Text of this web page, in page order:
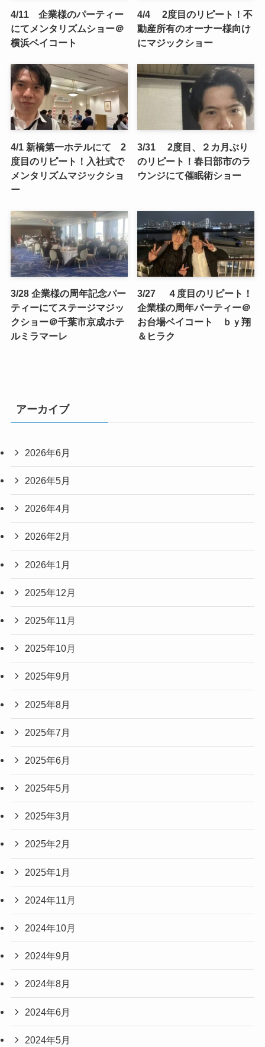
4/11 企業様のパーティー
にてメンタリズムショー＠
横浜ベイコート
4/4 2度目のリピート！不
動産所有のオーナー様向け
にマジックショー
4/1 新橋第一ホテルにて 2
度目のリピート！入社式で
メンタリズムマジックショ
ー
3/31 2度目、２カ月ぶり
のリピート！春日部市のラ
ウンジにて催眠術ショー
3/28 企業様の周年記念パー
ティーにてステージマジッ
クショー＠千葉市京成ホテ
ルミラマーレ
3/27 ４度目のリピート！
企業様の周年パーティー＠
お台場ベイコート ｂｙ翔
＆ヒラク
アーカイブ
2026年6月
2026年5月
2026年4月
2026年2月
2026年1月
2025年12月
2025年11月
2025年10月
2025年9月
2025年8月
2025年7月
2025年6月
2025年5月
2025年3月
2025年2月
2025年1月
2024年11月
2024年10月
2024年9月
2024年8月
2024年6月
2024年5月